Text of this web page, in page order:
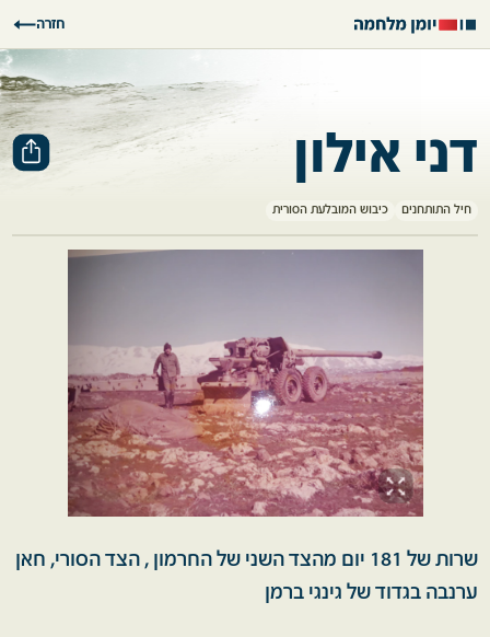
חזרה
דני אילון
חיל התותחנים כיבוש המובלעת הסורית
שרות של 181 יום מהצד השני של החרמון , הצד הסורי, חאן
ערנבה בגדוד של גינגי ברמן